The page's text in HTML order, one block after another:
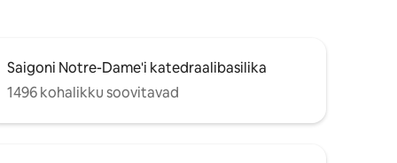
Saigoni Notre-Dame'i katedraalibasilika
1496 kohalikku soovitavad